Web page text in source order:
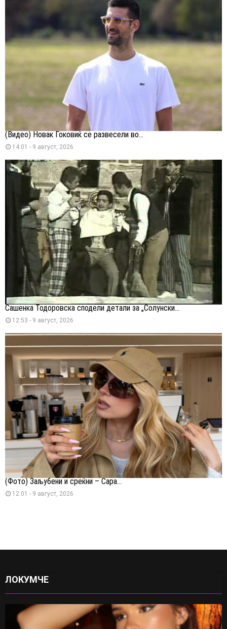
(Видео) Новак Ѓоковиќ се развесели во...
14:01 - 9 август, 2026
Сашенка Тодоровска сподели детали за „Солунски...
12:53 - 9 август, 2026
(Фото) Заљубени и среќни – Сара...
12:01 - 9 август, 2026
ЛОКУМЧЕ